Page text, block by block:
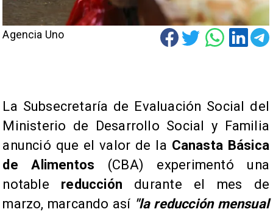
Agencia Uno
La Subsecretaría de Evaluación Social del
Ministerio de Desarrollo Social y Familia
anunció que el valor de la Canasta Básica
de Alimentos (CBA) experimentó una
notable reducción durante el mes de
marzo, marcando así "la reducción mensual